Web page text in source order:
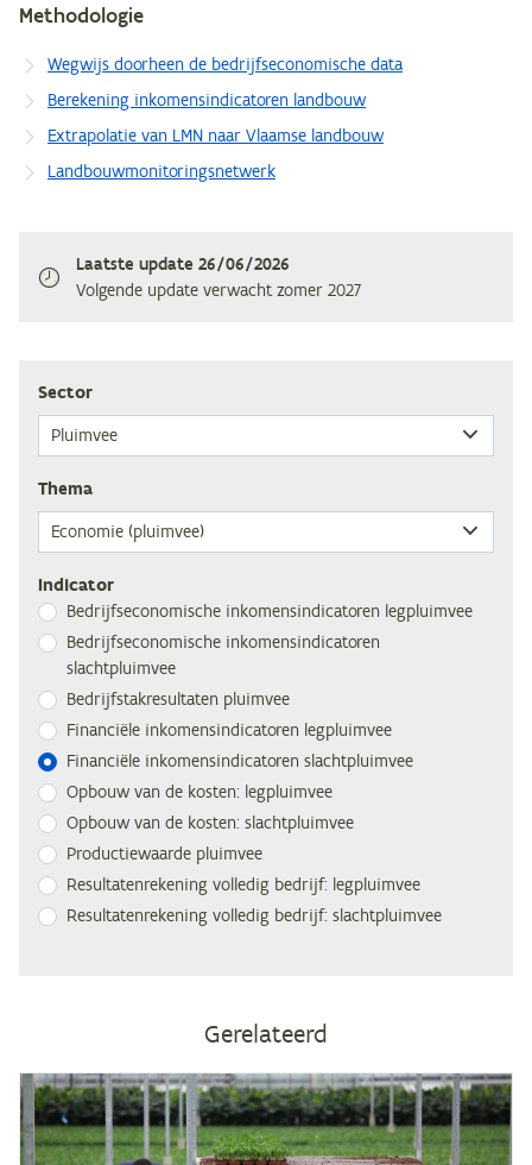
Methodologie
Wegwijs doorheen de bedrijfseconomische data
Berekening inkomensindicatoren landbouw
Extrapolatie van LMN naar Vlaamse landbouw
Landbouwmonitoringsnetwerk
Laatste update 26/06/2026
Volgende update verwachtzomer 2027
Sec­tor
The­ma
Indicator
Be­drijfs­eco­no­mi­sche in­ko­mens­in­di­ca­to­ren legpluimvee
Be­drijfs­eco­no­mi­sche in­ko­mens­in­di­ca­to­ren
slachtpluimvee
Be­drijfs­tak­re­sul­ta­ten pluimvee
Fi­nan­ci­ë­le in­ko­mens­in­di­ca­to­ren legpluimvee
Fi­nan­ci­ë­le in­ko­mens­in­di­ca­to­ren slachtpluimvee
Op­bouw van de kos­ten: legpluimvee
Op­bouw van de kos­ten: slachtpluimvee
Pro­duc­tie­waar­de pluimvee
Re­sul­ta­ten­re­ke­ning vol­le­dig be­drijf: legpluimvee
Re­sul­ta­ten­re­ke­ning vol­le­dig be­drijf: slachtpluimvee
Gerelateerd